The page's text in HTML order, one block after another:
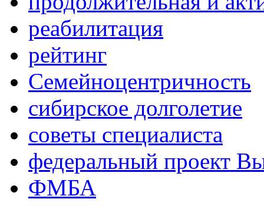
реабилитация
рейтинг
Семейноцентричность
сибирское долголетие
советы специалиста
федеральный проект
ФМБА